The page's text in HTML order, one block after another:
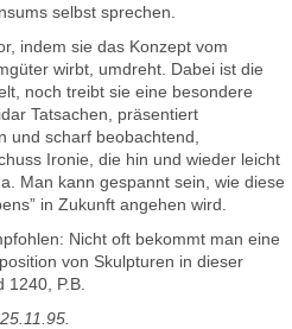
selbst sprechen.
indem sie das Konzept vom
wirbt, umdreht. Dabei ist die
noch treibt sie eine besondere
Tatsachen, präsentiert
und scharf beobachtend,
Ironie, die hin und wieder leicht
Man kann gespannt sein, wie diese
in Zukunft angehen wird.
Nicht oft bekommt man eine
von Skulpturen in dieser
P.B.